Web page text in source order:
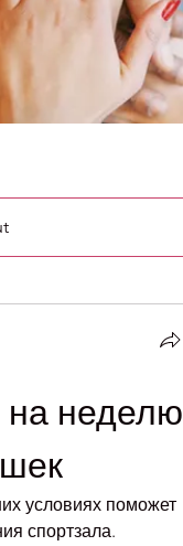
на неделю
условиях поможет
спортзала.